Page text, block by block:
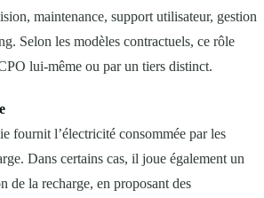
maintenance, support utilisateur, gestion
Selon les modèles contractuels, ce rôle
lui-même ou par un tiers distinct.
fournit l’électricité consommée par les
Dans certains cas, il joue également un
de la recharge, en proposant des